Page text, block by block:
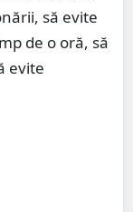
să evite
de o oră, să
evite